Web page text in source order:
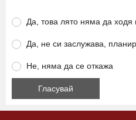
Да, това лято няма да
Да, не си заслужава,
Не, няма да се откажа